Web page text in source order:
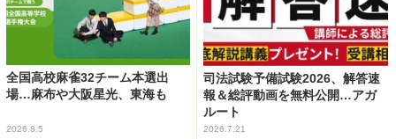
全国高校麻雀32チーム本選出
場…麻布や大阪星光、東海も
2026.8.5
司法試験予備試験2026、解答速
報＆総評動画を無料公開…アガ
ルート
2026.7.21